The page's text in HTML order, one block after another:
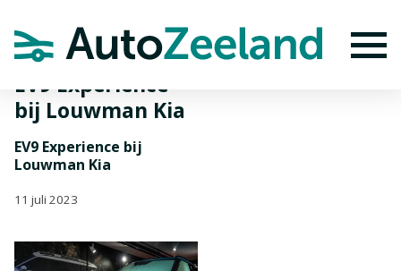
EV9 Experience
bij Louwman Kia
EV9 Experience bij
Louwman Kia
11 juli 2023